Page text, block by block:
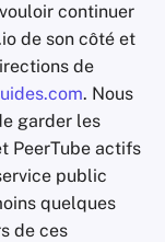
continuer
de son côté et
de
. Nous
garder les
PeerTube actifs
public
quelques
de ces